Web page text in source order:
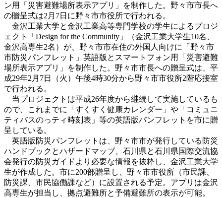
ン用「災害避難場所表示アプリ」を制作した。野々市市長へ
の贈呈式は2月7日に野々市市役所で行われる。
金沢工業大学と金沢工業高等専門学校の学生によるプロジ
ェクト「Design for the Community」（金沢工業大学生10名、
金沢高専生2名）が、野々市市在住の外国人向けに「野々市
市防災パンフレット」英語版とスマートフォン用「災害避難
場所表示アプリ」を制作した。野々市市長への贈呈式は、平
成29年2月7日（火）午後4時30分から野々市市役所2階応接室
で行われる。
当プロジェクトは平成26年度から継続して実施しているも
ので、これまでに「すくすく健康カレンダー」や「コミュニ
ティバスのっティ時刻表」等の英語版パンフレットを市に贈
呈している。
英語版防災パンフレットは、野々市市が発行している防災
ハンドブックとハザードマップ、石川県と石川県国際交流協
会発行の防災ガイドより必要な情報を抜粋し、金沢工業大学
生が作成した。市に200部贈呈し、野々市市役所（市民課、
防災課、市民協働課など）に設置される予定。アプリは金沢
高専生が担当し、拠点避難所と予備避難所の表示が可能。